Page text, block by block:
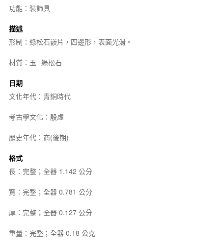
功能：裝飾具
描述
形制：綠松石嵌片，四邊形，表面光滑。
材質：玉─綠松石
日期
文化年代：青銅時代
考古學文化：殷虛
歷史年代：商(後期)
格式
長：完整；全器 1.142 公分
寬：完整；全器 0.781 公分
厚：完整；全器 0.127 公分
重量：完整；全器 0.18 公克